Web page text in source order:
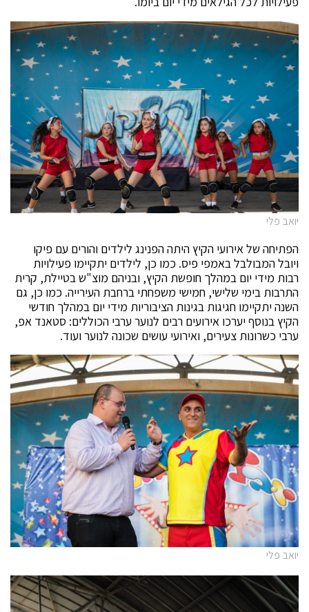
יואב פלי
הפתיחה של אירועי הקיץ היתה הפנינג לילדים והורים עם פיקו
ויובל המבולבל באמפי פיס. כמו כן, לילדים יתקיימו פעילויות
רבות מידי יום במהלך חופשת הקיץ, ובניהם מוצ"ש בטיילת, קרית
התרבות בימי שלישי, חמישי משפחתי ברחבת העירייה. כמו כן, גם
השנה יתקיימו חגיגות בגינות הציבוריות מידי יום במהלך חודשי
הקיץ בנוסף יערכו אירועים רבים לנוער ערבי הכוללים: סטאנד אפ,
ערבי כשרונות צעירים, ואירועי עושים שכונה לנוער ועוד.
יואב פלי